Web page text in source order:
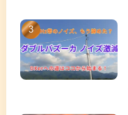
(11)